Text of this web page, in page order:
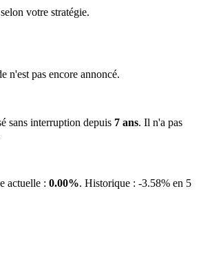
votre stratégie.
n'est pas encore annoncé.
sans interruption depuis 7 ans. Il n'a pas
actuelle : 0.00%. Historique : -3.58% en 5